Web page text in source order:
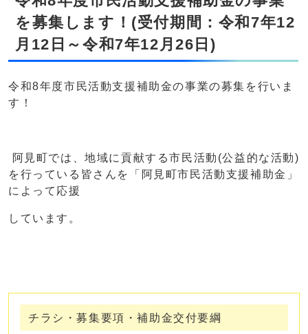
を募集します！(受付期間：令和7年12
月12日～令和7年12月26日)
令和8年度市民活動支援補助金の事業の募集を行いま
す！
阿見町では、地域に貢献する市民活動(公益的な活動)
を行っている皆さんを「阿見町市民活動支援補助金」
によって応援
しています。
チラシ・募集要項・補助金交付要綱